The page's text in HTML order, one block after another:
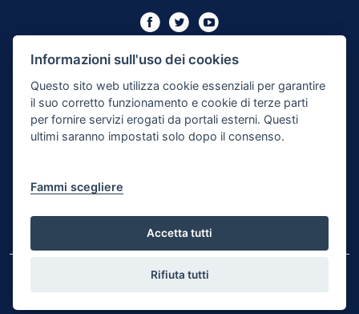
XIII
Dichiarazione di Accessibilità
Note Legali
© Regione Puglia
Informazioni sull'uso dei cookies
Questo sito web utilizza cookie essenziali per garantire
il suo corretto funzionamento e cookie di terze parti
per fornire servizi erogati da portali esterni. Questi
ultimi saranno impostati solo dopo il consenso.
Fammi scegliere
Accetta tutti
Rifiuta tutti